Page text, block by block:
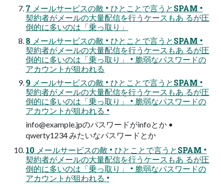
7 メールサービスの敵 • ひとことで言うとSPAM •
契約者がメールの大量配信を行うケースもあ るが圧
倒的に多いのは「乗っ取り」
8 メールサービスの敵 • ひとことで言うとSPAM •
契約者がメールの大量配信を行うケースもあ るが圧
倒的に多いのは「乗っ取り」 • 脆弱なパスワードの
アカウントが狙われる
9 メールサービスの敵 • ひとことで言うとSPAM •
契約者がメールの大量配信を行うケースもあ るが圧
倒的に多いのは「乗っ取り」 • 脆弱なパスワードの
アカウントが狙われる •
info@example.jpのパスワードがinfoとか •
qwerty1234 みたいなパスワードとか
10 メールサービスの敵 • ひとことで言うとSPAM •
契約者がメールの大量配信を行うケースもあ るが圧
倒的に多いのは「乗っ取り」 • 脆弱なパスワードの
アカウントが狙われる •